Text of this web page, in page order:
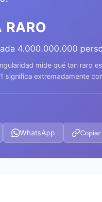
RARO
4.000.000.000
mide qué tan raro
significa extremadamente
WhatsApp Copiar